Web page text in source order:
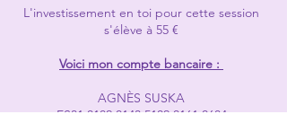
L'investissement en toi pour cette session
s'élève à 55 €
Voici mon compte bancaire :
AGNÈS SUSKA
ES310182 0143 5102 01610684